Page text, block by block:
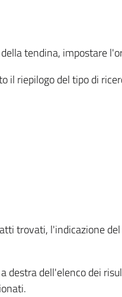
tendina, impostare
il riepilogo del tipo di
trovati, l'indicazione
dell'elenco dei